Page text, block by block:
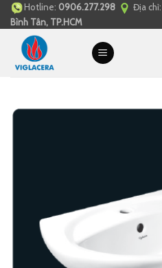
Skip
to
content
Hotline: 0906.277.298 Địa chỉ:
Bình Tân, TP.HCM